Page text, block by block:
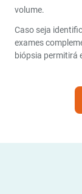
volume.
Caso seja
exames
biópsia permitirá